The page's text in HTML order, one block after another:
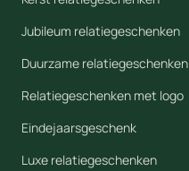
Jubileum relatiegeschenken
Duurzame relatiegeschenken
Relatiegeschenken met logo
Eindejaarsgeschenk
Luxe relatiegeschenken